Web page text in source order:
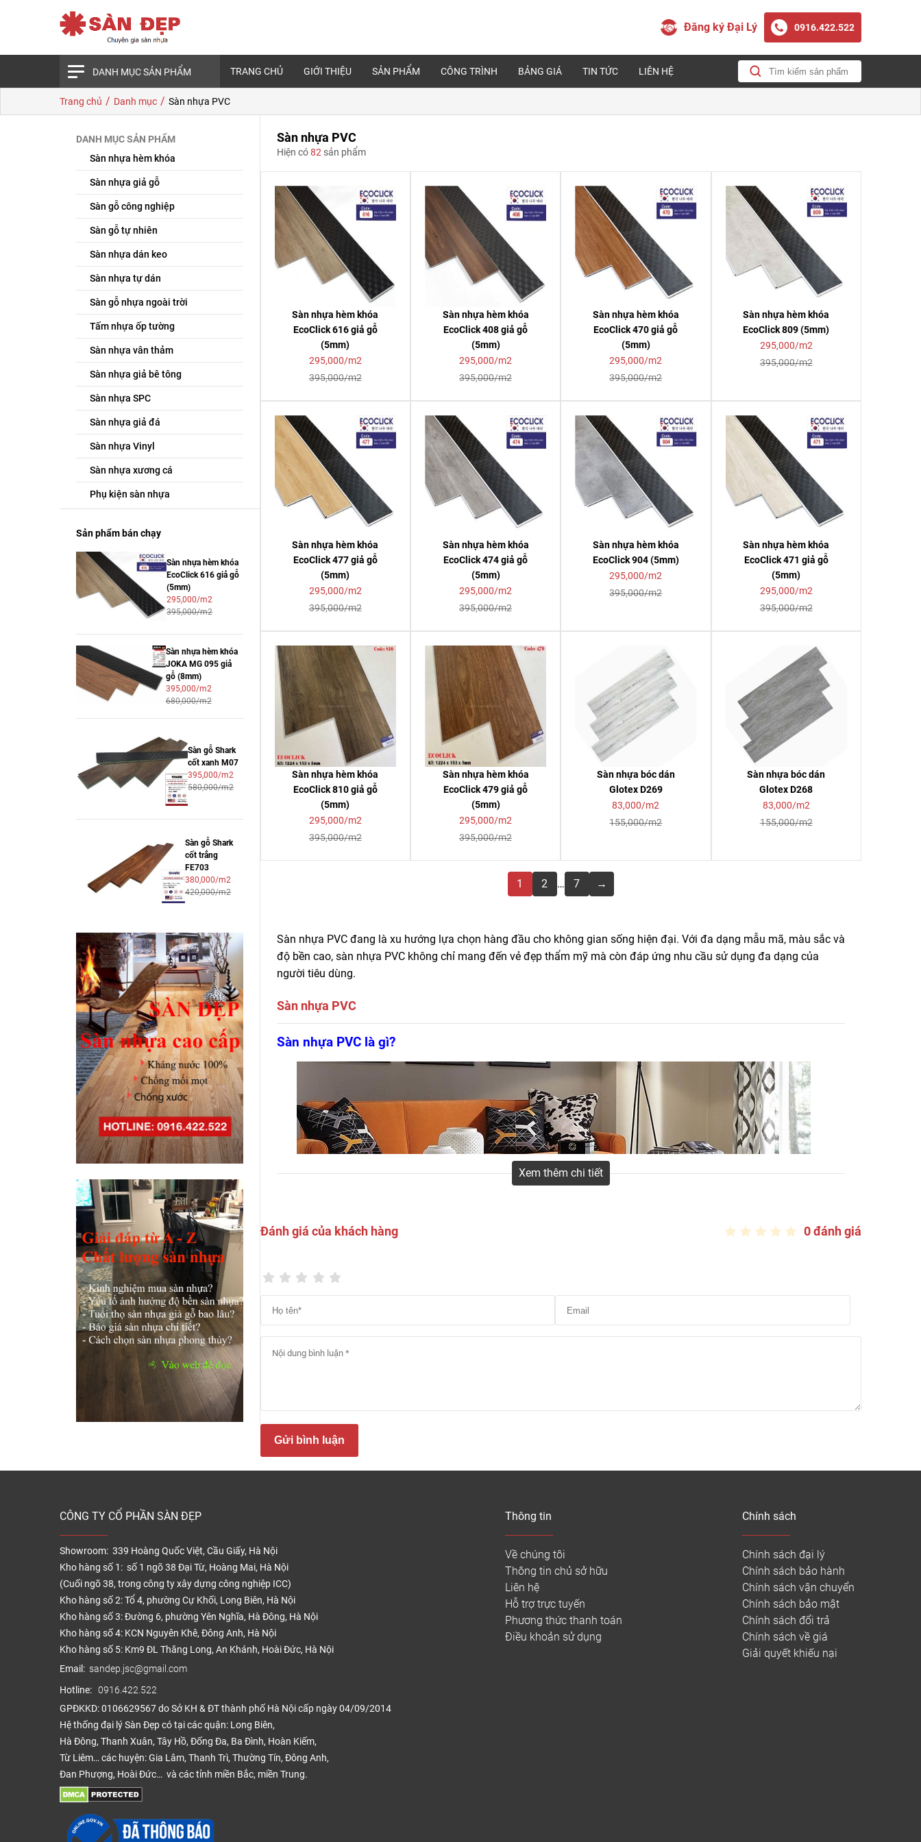
Đăng ký Đại Lý 0916.422.522
DANH MỤC SẢN PHẨM TRANG CHỦ GIỚI THIỆU SẢN PHẨM CÔNG TRÌNH BẢNG GIÁ TIN TỨC LIÊN HỆ
Trang chủ / Danh mục / Sàn nhựa PVC
DANH MỤC SẢN PHẨM
Sàn nhựa hèm khóa
Sàn nhựa giả gỗ
Sàn gỗ công nghiệp
Sàn gỗ tự nhiên
Sàn nhựa dán keo
Sàn nhựa tự dán
Sàn gỗ nhựa ngoài trời
Tấm nhựa ốp tường
Sàn nhựa vân thảm
Sàn nhựa giả bê tông
Sàn nhựa SPC
Sàn nhựa giả đá
Sàn nhựa Vinyl
Sàn nhựa xương cá
Phụ kiện sàn nhựa
Sản phẩm bán chạy
Sàn nhựa hèm khóa
EcoClick 616 giả gỗ
(5mm)
295,000/m2
395,000/m2
Sàn nhựa hèm khóa
JOKA MG 095 giả
gỗ (8mm)
395,000/m2
680,000/m2
Sàn gỗ Shark
cốt xanh M07
395,000/m2
580,000/m2
Sàn gỗ Shark
cốt trắng
FE703
380,000/m2
420,000/m2
Sàn nhựa PVC
Hiện có82 sản phẩm
Sàn nhựa hèm khóa
EcoClick 616 giả gỗ
(5mm)
295,000/m2
395,000/m2
Sàn nhựa hèm khóa
EcoClick 408 giả gỗ
(5mm)
295,000/m2
395,000/m2
Sàn nhựa hèm khóa
EcoClick 470 giả gỗ
(5mm)
295,000/m2
395,000/m2
Sàn nhựa hèm khóa
EcoClick 809 (5mm)
295,000/m2
395,000/m2
Sàn nhựa hèm khóa
EcoClick 477 giả gỗ
(5mm)
295,000/m2
395,000/m2
Sàn nhựa hèm khóa
EcoClick 474 giả gỗ
(5mm)
295,000/m2
395,000/m2
Sàn nhựa hèm khóa
EcoClick 904 (5mm)
295,000/m2
395,000/m2
Sàn nhựa hèm khóa
EcoClick 471 giả gỗ
(5mm)
295,000/m2
395,000/m2
Sàn nhựa hèm khóa
EcoClick 810 giả gỗ
(5mm)
295,000/m2
395,000/m2
Sàn nhựa hèm khóa
EcoClick 479 giả gỗ
(5mm)
295,000/m2
395,000/m2
Sàn nhựa bóc dán
Glotex D269
83,000/m2
155,000/m2
Sàn nhựa bóc dán
Glotex D268
83,000/m2
155,000/m2
1 2 … 7 →
Sàn nhựa PVC đang là xu hướng lựa chọn hàng đầu cho không gian sống hiện đại. Với đa dạng mẫu mã, màu sắc và
độ bền cao, sàn nhựa PVC không chỉ mang đến vẻ đẹp thẩm mỹ mà còn đáp ứng nhu cầu sử dụng đa dạng của
người tiêu dùng.
Sàn nhựa PVC
Chuyên phân phối sàn nhựa PVC giá rẻ, cao cấp
sàn PVC tốt nhất.
Sàn nhựa PVC là gì?
Sàn nhựa PVClà viết tắt của Polyvinyl Clorua, là một vật liệu nhựa lát sàn linh hoạt.
Sàn nhựa PVC là sàn được sản xuất bằng nhựa PVC. Cụ thể, sàn nhựa PVC được sản xuất bằng cách thêm chất độn,
chất làm dẻo, chất ổn định, chất tạo màu và các chất phụ trợ khác vào PVC và nhựa đồng trùng hợp của nó dùng làm
nguyên liệu chính và thực hiện quá trình phủ hoặc quá trình cán, ép hoặc đùn trên các chất nền liên tục dạng đá.
Ban đầu nhựa PVC được phát minh vào năm 1920 bởi các nhà khoa học muốn phát triển một loại vật liệu bền hơn và
rẻ hơn những vật liệu lát sàn có sẵn vào thời điểm đó.
Sàn nhựa PVC là vật liệu trang trí sàn phổ biến trong thế giới hiện nay, và còn được gọi là “Vật liệusàn nhựa vinyl
Nó là sản phẩm được đón nhận bởi Châu Âu, Châu Mỹ cũng như Nhật Bản và Hàn Quốc ở Châu Á và nước ngoài.
trường học, cao ốc văn phòng, nhà máy, địa điểm công cộng, siêu thị, kinh doanh, sân vận động,…
Cấu tạo ván sàn nhựa PVC
Sàn PVC có 4 lớp chính:
Xem thêm chi tiết
Đánh giá của khách hàng 0 đánh giá
Gửi bình luận
CÔNG TY CỔ PHẦN SÀN ĐẸP
Showroom: 339 Hoàng Quốc Việt, Cầu Giấy, Hà Nội
Kho hàng số 1: số 1 ngõ 38 Đại Từ, Hoàng Mai, Hà Nội
(Cuối ngõ 38, trong công ty xây dựng công nghiệp ICC)
Kho hàng số 2: Tổ 4, phường Cự Khối, Long Biên, Hà Nội
Kho hàng số 3: Đường 6, phường Yên Nghĩa, Hà Đông, Hà Nội
Kho hàng số 4: KCN Nguyên Khê, Đông Anh, Hà Nội
Kho hàng số 5: Km9 ĐL Thăng Long, An Khánh, Hoài Đức, Hà Nội
Email: sandep.jsc@gmail.com
Hotline: 0916.422.522
GPĐKKD: 0106629567 do Sở KH & ĐT thành phố Hà Nội cấp ngày 04/09/2014
Hệ thống đại lý Sàn Đẹp có tại các quận: Long Biên,
Hà Đông, Thanh Xuân, Tây Hồ, Đống Đa, Ba Đình, Hoàn Kiếm,
Từ Liêm… các huyện: Gia Lâm, Thanh Trì, Thường Tín, Đông Anh,
Đan Phượng, Hoài Đức… và các tỉnh miền Bắc, miền Trung.
Thông tin
Về chúng tôi
Thông tin chủ sở hữu
Liên hệ
Hỗ trợ trực tuyến
Phương thức thanh toán
Điều khoản sử dụng
Chính sách
Chính sách đại lý
Chính sách bảo hành
Chính sách vận chuyển
Chính sách bảo mật
Chính sách đổi trả
Chính sách về giá
Giải quyết khiếu nại